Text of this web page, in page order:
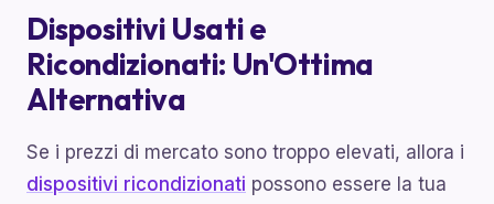
Dispositivi Usati e
Ricondizionati: Un'Ottima
Alternativa
Se i prezzi di mercato sono troppo elevati, allora i
dispositivi ricondizionati possono essere la tua